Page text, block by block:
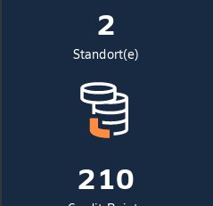
2
Standort(e)
210